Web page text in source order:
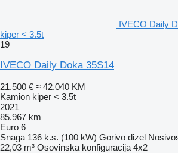
IVECO Daily
kiper < 3.5t
19
IVECO Daily Doka 35S14
21.500 € ≈ 42.040 KM
Kamion kiper < 3.5t
2021
85.967 km
Euro 6
Snaga 136 k.s. (100 kW) Gorivo dizel
22,03 m³ Osovinska konfiguracija 4x2